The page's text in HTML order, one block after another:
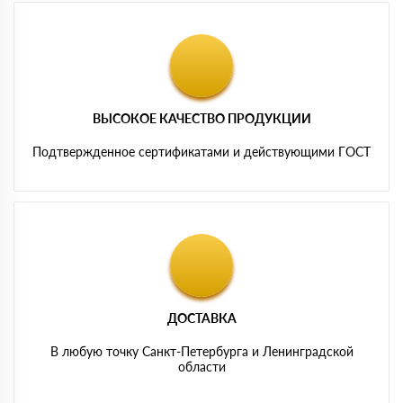
ВЫСОКОЕ КАЧЕСТВО ПРОДУКЦИИ
Подтвержденное сертификатами и действующими ГОСТ
ДОСТАВКА
В любую точку Санкт-Петербурга и Ленинградской
области